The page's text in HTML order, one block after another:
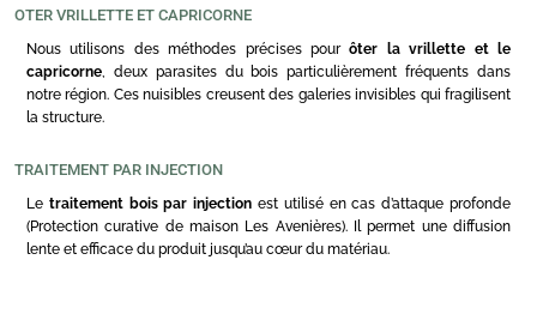
OTER VRILLETTE ET CAPRICORNE
Nous utilisons des méthodes précises pourôter la vrillette et le
capricorne , deux parasites du bois particulièrement fréquents dans
notre région. Ces nuisibles creusent des galeries invisibles qui fragilisent
la structure.
TRAITEMENT PAR INJECTION
Le traitement bois par injection est utilisé en cas d’attaque profonde
(Protection curative de maison Les Avenières). Il permet une diffusion
lente et efficace du produit jusqu’au cœur du matériau.